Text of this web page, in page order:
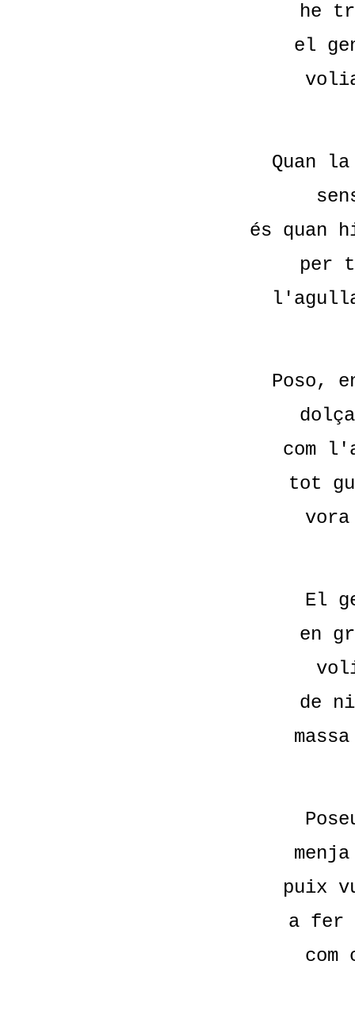
he
el
Quan
és quan
per
Poso,
com
tot
El
en
de
puix
a fer
com